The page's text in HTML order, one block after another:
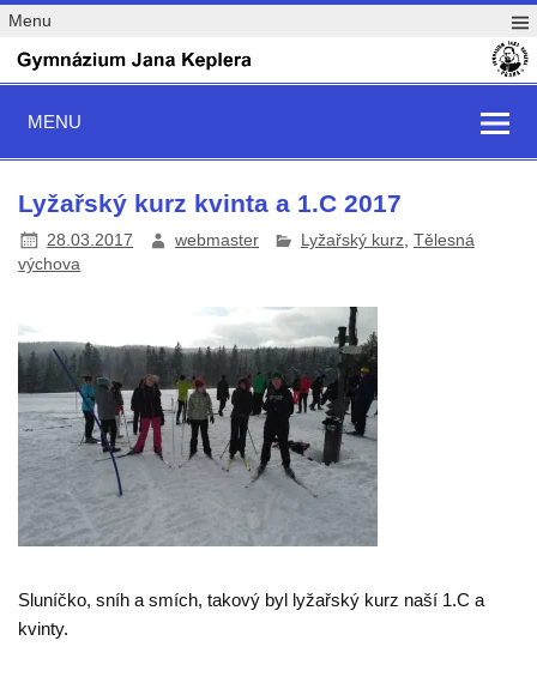
Menu
MENU
Lyžařský kurz kvinta a 1.C 2017
28.03.2017 webmaster Lyžařský kurz, Tělesná
výchova
Sluníčko, sníh a smích, takový byl lyžařský kurz naší 1.C a
kvinty.